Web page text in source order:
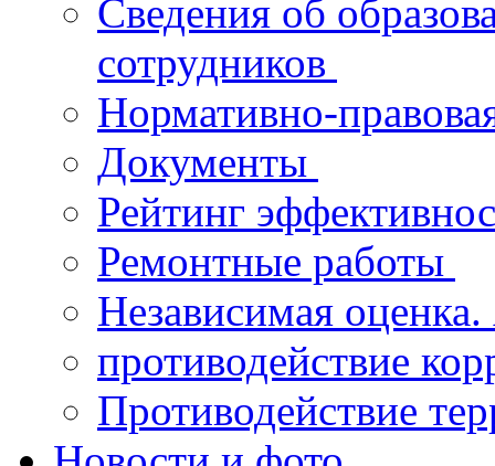
Сведения об
сотрудников
Нормативно-
Документы
Рейтинг
Ремонтные работы
Независимая
противодействие
Противодействие